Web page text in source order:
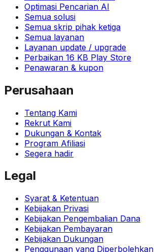
Optimasi Pencarian AI
Semua solusi
Semua skrip pihak ketiga
Semua layanan
Layanan update / upgrade
Perbaikan 16 KB Play Store
Penawaran & kupon
Perusahaan
Tentang Kami
Rekrut Kami
Dukungan & Kontak
Program Afiliasi
Segera hadir
Legal
Syarat & Ketentuan
Kebijakan Privasi
Kebijakan Pengembalian Dana
Kebijakan Pembayaran
Kebijakan Dukungan
Penggunaan yang Diperbolehkan